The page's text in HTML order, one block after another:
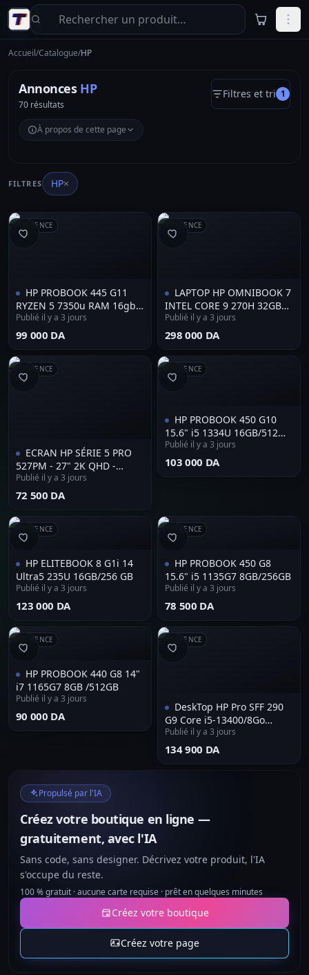
Aller au contenu principal
Accueil/Catalogue/HP
Annonces HP
70 résultats
Filtres et tri 1
À propos de cette page
FILTRES HP×
RÉFÉRENCE
HP PROBOOK 445 G11
RYZEN 5 7350u RAM 16gb
NVME 512gb AMD RADEON
Publié il y a 3 jours
⁦99 000 DA⁩
RÉFÉRENCE
LAPTOP HP OMNIBOOK 7
INTEL CORE 9 270H 32GB
RAM 1TB SSD ECRAN 16"
2K TACTILE
Publié il y a 3 jours
⁦298 000 DA⁩
RÉFÉRENCE
ECRAN HP SÉRIE 5 PRO
527PM - 27" 2K QHD -
100HZ - DALL IPS - USB-C -
RJ45 - CAMÉRA 5MP -
Publié il y a 3 jours
⁦72 500 DA⁩
RÉFÉRENCE
HP PROBOOK 450 G10
15.6" i5 1334U 16GB/512
GB
Publié il y a 3 jours
⁦103 000 DA⁩
RÉFÉRENCE
HP ELITEBOOK 8 G1i 14
Ultra5 235U 16GB/256 GB
Publié il y a 3 jours
⁦123 000 DA⁩
RÉFÉRENCE
HP PROBOOK 450 G8
15.6" i5 1135G7 8GB/256GB
Publié il y a 3 jours
⁦78 500 DA⁩
RÉFÉRENCE
HP PROBOOK 440 G8 14"
i7 1165G7 8GB /512GB
Publié il y a 3 jours
⁦90 000 DA⁩
RÉFÉRENCE
DeskTop HP Pro SFF 290
G9 Core i5-13400/8Go
DDR4/SSD 512Go/Intel
UHD/Windows 11 Pro
Publié il y a 3 jours
⁦134 900 DA⁩
Propulsé par l'IA
Créez votre boutique en ligne —
gratuitement, avec l'IA
Sans code, sans designer. Décrivez votre produit, l'IA
s'occupe du reste.
100 % gratuit · aucune carte requise · prêt en quelques minutes
Créez votre boutique
Créez votre page